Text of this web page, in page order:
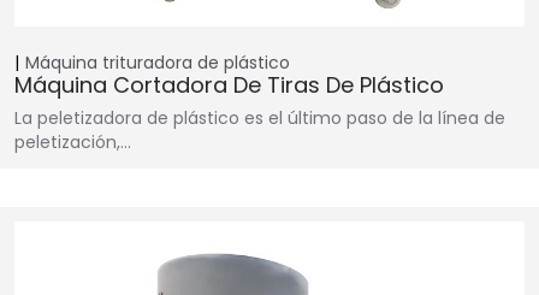
Máquina trituradora de plástico
Máquina Cortadora De Tiras De Plástico
La peletizadora de plástico es el último paso de la línea de
peletización,…